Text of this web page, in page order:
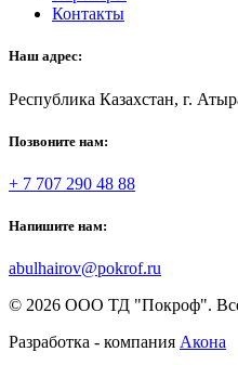
Контакты
Наш адрес:
Республика Казахстан, г.
Позвоните нам:
+ 7 707 290 48 88
Напишите нам:
abulhairov@pokrof.ru
© 2026 ООО ТД "Покроф".
Разработка - компания Акона